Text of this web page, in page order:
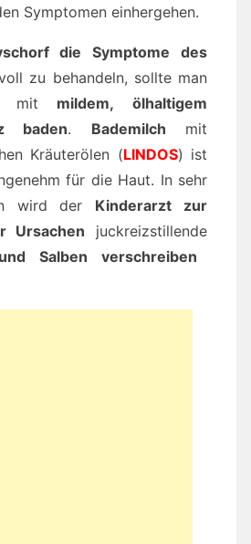
Symptomen einhergehen.
die Symptome des
zu behandeln, sollte man
mit mildem, ölhaltigem
baden. Bademilch mit
Kräuterölen (LINDOS) ist
für die Haut. In sehr
wird der Kinderarzt zur
Ursachen juckreizstillende
Salben verschreiben